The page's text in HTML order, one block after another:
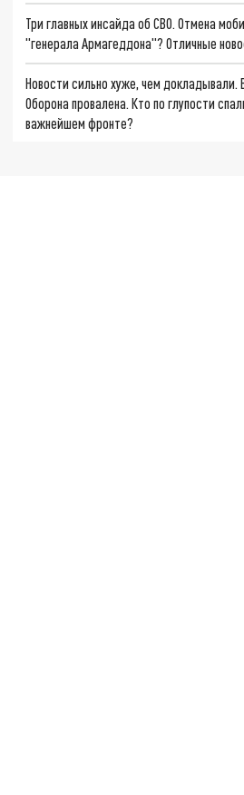
Три главных инсайда об СВО. Отмена
"генерала Армагеддона"? Отличные
Новости сильно хуже, чем докладывали.
Оборона провалена. Кто по глупости
важнейшем фронте?